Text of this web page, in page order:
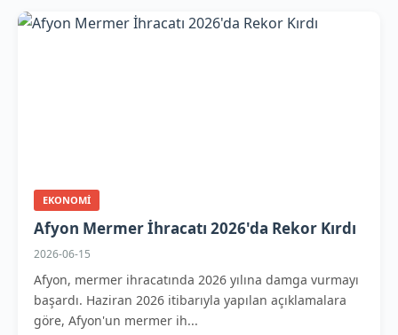
EKONOMI
Afyon Mermer İhracatı 2026'da Rekor Kırdı
2026-06-15
Afyon, mermer ihracatında 2026 yılına damga vurmayı
başardı. Haziran 2026 itibarıyla yapılan açıklamalara
göre, Afyon'un mermer ih...